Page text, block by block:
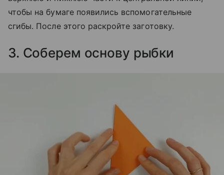
чтобы на бумаге появились вспомогательные
сгибы. После этого раскройте заготовку.
3. Соберем основу рыбки